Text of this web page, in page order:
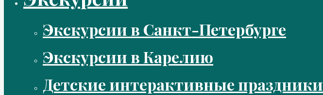
Экскурсии в Санкт-Петербурге
Экскурсии в Карелию
Детские интерактивные праздники